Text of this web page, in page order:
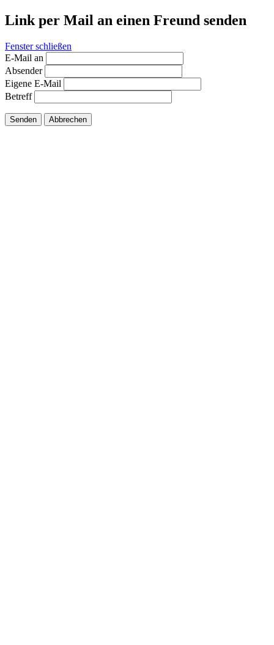
Link per Mail an einen Freund senden
Fenster schließen
E-Mail an
Absender
Eigene E-Mail
Betreff
Senden Abbrechen